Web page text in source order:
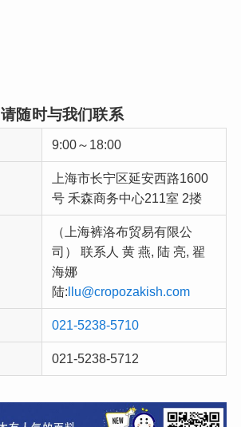
请随时与我们联系
9:00～18:00
上海市长宁区延安西路1600
号 禾森商务中心211室 2搂
（上海裤洛布贸易有限公
司） 联系人 黄 燕, 陆 亮, 翟
海娜
陆: llu@cropozakish.com
021-5238-5710
021-5238-5712